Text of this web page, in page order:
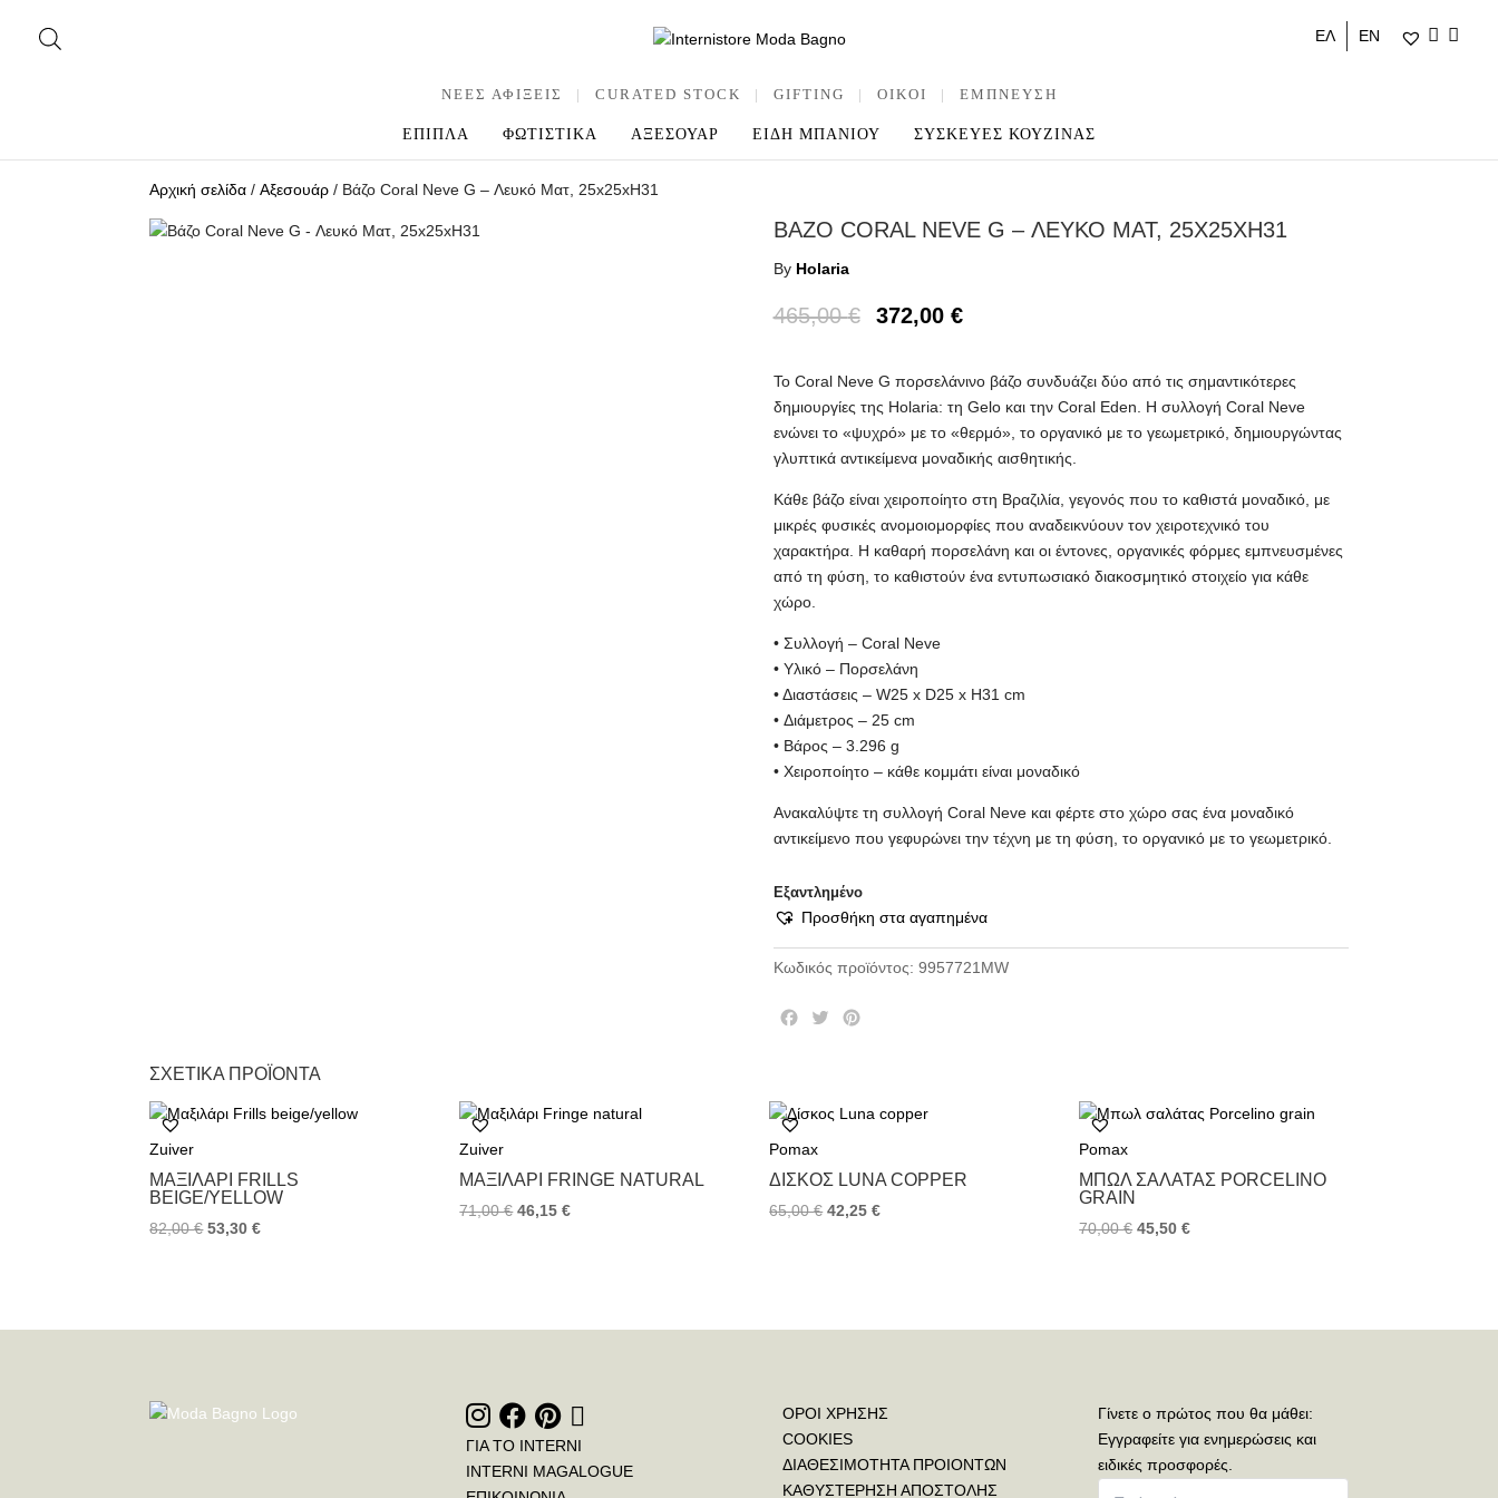
ΕΛ ΕΝ
ΝΕΕΣ ΑΦΙΞΕΙΣ | CURATED STOCK | GIFTING | OIKOI | ΕΜΠΝΕΥΣΗ
ΕΠΙΠΛΑ ΦΩΤΙΣΤΙΚΑ ΑΞΕΣΟΥΑΡ ΕΙΔΗ ΜΠΑΝΙΟΥ ΣΥΣΚΕΥΕΣ ΚΟΥΖΙΝΑΣ
Αρχική σελίδα /Αξεσουάρ / Βάζο Coral Neve G – Λευκό Ματ, 25x25xH31
ΒΑΖΟ CORAL NEVE G – ΛΕΥΚΟ ΜΑΤ, 25X25XH31
By Holaria
465,00€ 372,00 €
Το Coral Neve G πορσελάνινο βάζο συνδυάζει δύο από τις σημαντικότερες
δημιουργίες της Holaria: τη Gelo και την Coral Eden. Η συλλογή Coral Neve
ενώνει το «ψυχρό» με το «θερμό», το οργανικό με το γεωμετρικό, δημιουργώντας
γλυπτικά αντικείμενα μοναδικής αισθητικής.
Κάθε βάζο είναι χειροποίητο στη Βραζιλία, γεγονός που το καθιστά μοναδικό, με
μικρές φυσικές ανομοιομορφίες που αναδεικνύουν τον χειροτεχνικό του
χαρακτήρα. Η καθαρή πορσελάνη και οι έντονες, οργανικές φόρμες εμπνευσμένες
από τη φύση, το καθιστούν ένα εντυπωσιακό διακοσμητικό στοιχείο για κάθε
χώρο.
• Συλλογή – Coral Neve
• Υλικό – Πορσελάνη
• Διαστάσεις – W25 x D25 x H31 cm
• Διάμετρος – 25 cm
• Βάρος – 3.296 g
• Χειροποίητο – κάθε κομμάτι είναι μοναδικό
Ανακαλύψτε τη συλλογή Coral Neve και φέρτε στο χώρο σας ένα μοναδικό
αντικείμενο που γεφυρώνει την τέχνη με τη φύση, το οργανικό με το γεωμετρικό.
Εξαντλημένο
Προσθήκη στα αγαπημένα
Κωδικός προϊόντος: 9957721MW
b
o
k
s
ΣΧΕΤΙΚΆ ΠΡΟΪΌΝΤΑ
Zuiver
ΜΑΞΙΛΆΡΙ FRILLS
BEIGE/YELLOW
82,00€ 53,30€
Zuiver
ΜΑΞΙΛΆΡΙ FRINGE NATURAL
71,00€ 46,15€
Pomax
ΔΊΣΚΟΣ LUNA COPPER
65,00€ 42,25€
Pomax
ΜΠΩΛ ΣΑΛΆΤΑΣ PORCELINO
GRAIN
70,00€ 45,50€
ΓΙΑ ΤΟ INTERNI
INTERNI MAGALOGUE
ΟΡΟΙ ΧΡΗΣΗΣ
COOKIES
ΔΙΑΘΕΣΙΜΟΤΗΤΑ ΠΡΟΙΟΝΤΩΝ
ΚΑΘΥΣΤΕΡΗΣΗ ΑΠΟΣΤΟΛΗΣ
Γίνετε ο πρώτος που θα μάθει:
Εγγραφείτε για ενημερώσεις και
ειδικές προσφορές.